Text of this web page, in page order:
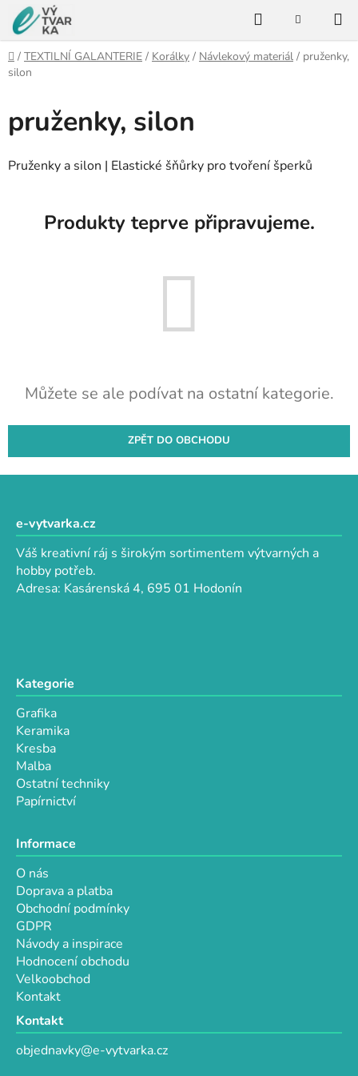
Přejít
na
obsah
HledatNÁKUPNÍ
Domů
/ TEXTILNÍ GALANTERIE / Korálky / Návlekový materiál / pruženky,
silon
pruženky, silon
Pruženky a silon | Elastické šňůrky pro tvoření šperků
Produkty teprve připravujeme.
Můžete se ale podívat na ostatní kategorie.
ZPĚT DO OBCHODU
e-vytvarka.cz
Váš kreativní ráj s širokým sortimentem výtvarných a
hobby potřeb.
Adresa: Kasárenská 4, 695 01 Hodonín
Kategorie
Grafika
Keramika
Kresba
Malba
Ostatní techniky
Papírnictví
Informace
O nás
Doprava a platba
Obchodní podmínky
GDPR
Návody a inspirace
Hodnocení obchodu
Velkoobchod
Kontakt
Kontakt
objednavky@e-vytvarka.cz